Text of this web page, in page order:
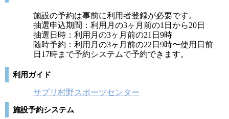
施設の予約は事前に利用者登録が必要です。
抽選申込期間：利用月の3ヶ月前の1日から20日
抽選日時：利用月の3ヶ月前の21日9時
随時予約：利用月の3ヶ月前の22日9時〜使用日前
日17時まで予約システムで予約できます。
利用ガイド
サプリ村野スポーツセンター
施設予約システム